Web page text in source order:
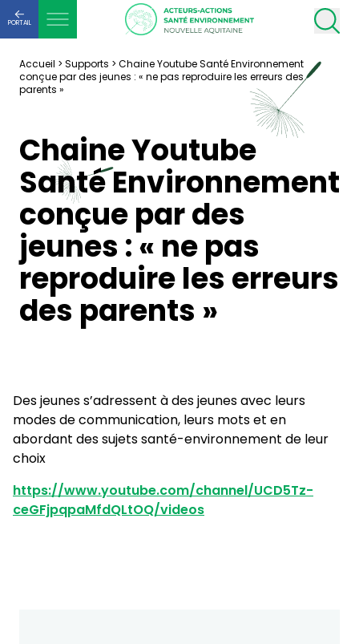
PORTAIL
Accueil > Supports > Chaine Youtube Santé Environnement
conçue par des jeunes : « ne pas reproduire les erreurs des
parents »
Chaine Youtube
Santé Environnement
conçue par des
jeunes : « ne pas
reproduire les erreurs
des parents »
Des jeunes s’adressent à des jeunes avec leurs
modes de communication, leurs mots et en
abordant des sujets santé-environnement de leur
choix
https://www.youtube.com/channel/UCD5Tz-
ceGFjpqpaMfdQLtOQ/videos